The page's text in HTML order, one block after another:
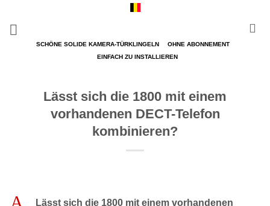
springen
SCHÖNE SOLIDE KAMERA-TÜRKLINGELN
OHNE ABONNEMENT
EINFACH ZU INSTALLIEREN
Lässt sich die 1800 mit einem
vorhandenen DECT-Telefon
kombinieren?
A
Lässt sich die 1800 mit einem vorhandenen